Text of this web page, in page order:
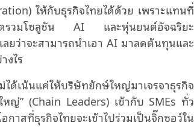
ให้กับธุรกิจไทยได้ด้วย เพราะแทนที่
ดรวมโซลูชัน AI และหุ่นยนต์อัจฉริยะ
ยว่าจะสามารถนำเอา AI มาลดต้นทุนและ
งไร
น้นแค่ให้บริษัทยักษ์ใหญ่มาเจรจาธุรกิจ
หญ่” (Chain Leaders) เข้ากับ SMEs ทั่ว
ธุรกิจไทยจะเข้าไปร่วมเป็นจิ๊กซอว์ใน